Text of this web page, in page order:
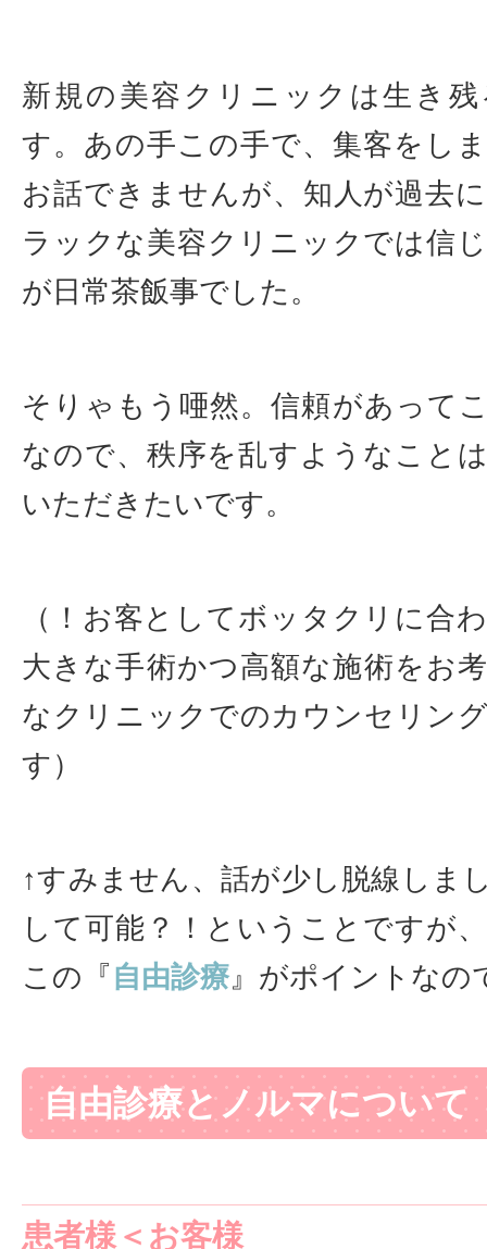
新規の美容クリニックは生き
す。あの手この手で、集客をし
お話できませんが、知人が過去
ラックな美容クリニックでは信
が日常茶飯事でした。
そりゃもう唖然。信頼があって
なので、秩序を乱すようなこと
いただきたいです。
（！お客としてボッタクリに合
大きな手術かつ高額な施術をお
なクリニックでのカウンセリン
す）
↑すみません、話が少し脱線しま
して可能？！ということですが
この『 自由診療』がポイントなの
自由診療とノルマについて
患者様＜お客様